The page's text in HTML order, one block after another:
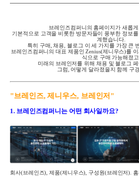
브레인즈컴퍼니의 홈페이지가 새롭
기본적으로 고객을 비롯한 방문자들이 풍부한 정보
계했습니다.
특히 구매, 채용, 블로그 이 세 가지를 가장 큰
브레인즈컴퍼니의 대표 제품인 Zenius(제니우스)를
식으로 구매 가능해졌고,
미래의 브레인저를 위해 채용 및 블로그
그럼, 어떻게 달라졌을지 함께 구
"브레인즈, 제니우스, 브레인저"
1. 브레인즈컴퍼니는 어떤 회사일까요?
회사(브레인즈),제품(제니우스), 구성원(브레인저).